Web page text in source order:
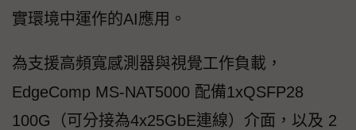
實環境中運作的AI應用。
為支援高頻寬感測器與視覺工作負載，
EdgeComp MS-NAT5000 配備1xQSFP28
100G（可分接為4x25GbE連線）介面，以及 2